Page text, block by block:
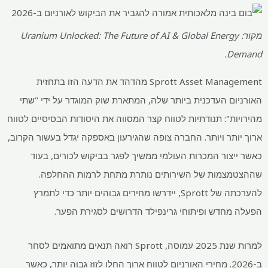
מקור: Uranium Unlocked: The Future of AI & Global Energy
Demand.
Sprott Asset Management מהדהד את הדעה הזו בתחזית
האורניום העדכנית ביותר שלה, המתארת ​​שוק המוגדר על ידי "שתי
מהירויות": תנודתיות לטווח קצר המסווה את היסודות הבסיסיים לטווח
ארוך יותר ויותר. החברה צופה שהגירעון באספקה ​​יגדל בעשור הקרוב,
כאשר ייצור המכרות העולמי ממשיך לפגר בביקוש לכורים, בעוד
שההצטמצמות של השירותים נותרת מתחת לרמות ההחלפה.
להערכתה של Sprott, יידרשו מחירים גבוהים יותר כדי לתמרץ
הפעלה מחדש ופיתוחי גרינפילד הדרושים לסגירת הפער.
למרות שנת 2025 עמוסה, Sprott רואה תנאים מתואמים לסחר
ב-2026. מחירי האורניום לטווח ארוך החלו לזוז גבוה יותר, כאשר